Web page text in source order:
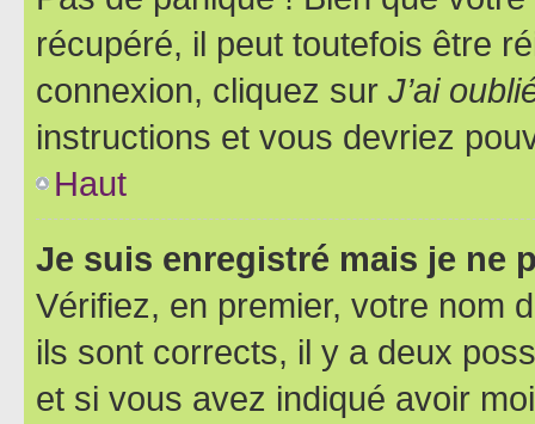
récupéré, il peut toutefois être
connexion, cliquez sur J’ai
instructions et vous devriez
Haut
Je suis enregistré mais je ne
Vérifiez, en premier, votre nom
ils sont corrects, il y a deux
et si vous avez indiqué avoir